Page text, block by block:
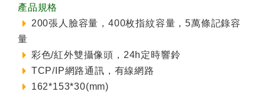
產品規格
200張人臉容量，400枚指紋容量，5萬條記錄容
量
彩色/紅外雙攝像頭，24h定時響鈴
TCP/IP網路通訊，有線網路
162*153*30(mm)